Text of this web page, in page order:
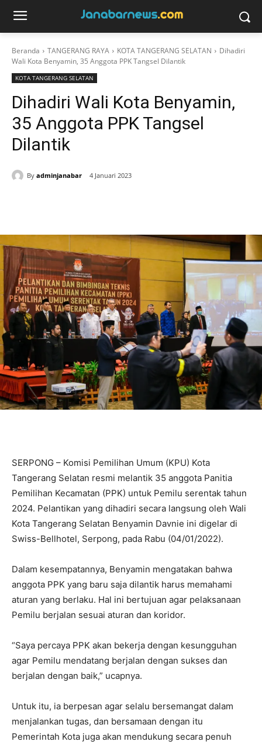
Beranda TANGERANG RAYA KOTA TANGERANG SELATAN
Dihadiri
Wali Kota Benyamin, 35 Anggota PPK Tangsel Dilantik
KOTA TANGERANG SELATAN
Dihadiri Wali Kota Benyamin,
35 Anggota PPK Tangsel
Dilantik
By adminjanabar 4 Januari 2023
SERPONG – Komisi Pemilihan Umum (KPU) Kota
Tangerang Selatan resmi melantik 35 anggota Panitia
Pemilihan Kecamatan (PPK) untuk Pemilu serentak tahun
2024. Pelantikan yang dihadiri secara langsung oleh Wali
Kota Tangerang Selatan Benyamin Davnie ini digelar di
Swiss-Bellhotel, Serpong, pada Rabu (04/01/2022).
Dalam kesempatannya, Benyamin mengatakan bahwa
anggota PPK yang baru saja dilantik harus memahami
aturan yang berlaku. Hal ini bertujuan agar pelaksanaan
Pemilu berjalan sesuai aturan dan koridor.
“Saya percaya PPK akan bekerja dengan kesungguhan
agar Pemilu mendatang berjalan dengan sukses dan
berjalan dengan baik,” ucapnya.
Untuk itu, ia berpesan agar selalu bersemangat dalam
menjalankan tugas, dan bersamaan dengan itu
Pemerintah Kota juga akan mendukung secara penuh